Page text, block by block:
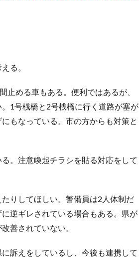
る。
める車もある。便利ではあるが、
1号桟橋と2号桟橋に行く道路が塞が
もなっている。市の方からも対策と
。注意喚起チラシを貼る対応をして
りしてほしい。警備員は2人体制だ
逆ギレされている場合もある。県が
善されていない。
訴えをしているし、今後も連携して